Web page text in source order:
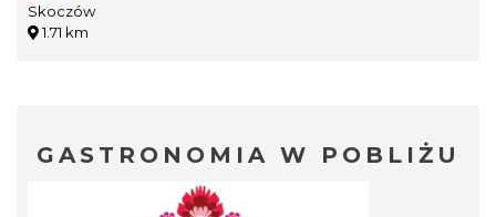
Skoczów
1.71 km
GASTRONOMIA W POBLIŻU